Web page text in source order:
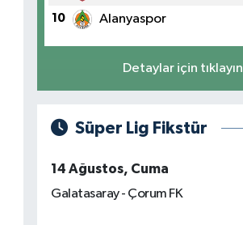
10 Alanyaspor
Detaylar için tıklayın
Süper Lig Fikstür
14 Ağustos, Cuma
Galatasaray - Çorum FK